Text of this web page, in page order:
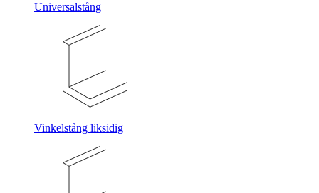
Universalstång
Vinkelstång liksidig